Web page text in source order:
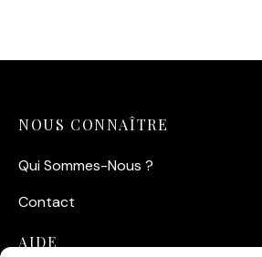
NOUS CONNAÎTRE
Qui Sommes-Nous ?
Contact
AIDE